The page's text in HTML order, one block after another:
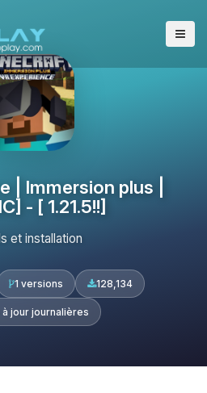
| Immersion plus |
- [ 1.21.5!!]
et installation
1 versions 128,134
jour journalières